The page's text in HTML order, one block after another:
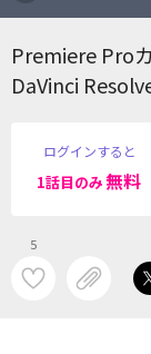
Premiere Pro
DaVinci
ログインすると
1話目のみ無料
5